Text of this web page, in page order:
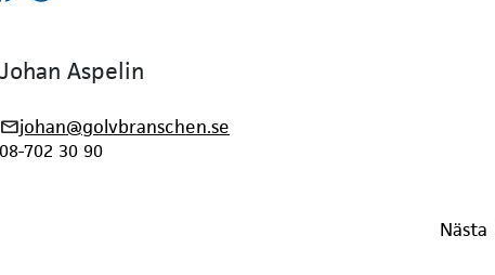
Johan Aspelin
johan@golvbranschen.se
08-702 30 90
Nästa